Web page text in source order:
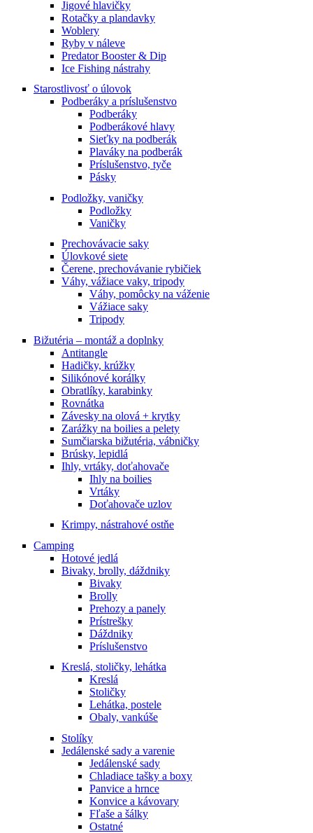
Jigové hlavičky
Rotačky a plandavky
Woblery
Ryby v náleve
Predator Booster & Dip
Ice Fishing nástrahy
Starostlivosť o úlovok
Podberáky a príslušenstvo
Podberáky
Podberákové hlavy
Sieťky na podberák
Plaváky na podberák
Príslušenstvo, tyče
Pásky
Podložky, vaničky
Podložky
Vaničky
Prechovávacie saky
Úlovkové siete
Čerene, prechovávanie rybičiek
Váhy, vážiace vaky, tripody
Váhy, pomôcky na váženie
Vážiace saky
Tripody
Bižutéria – montáž a doplnky
Antitangle
Hadičky, krúžky
Silikónové korálky
Obratlíky, karabinky
Rovnátka
Závesky na olová + krytky
Zarážky na boilies a pelety
Sumčiarska bižutéria, vábničky
Brúsky, lepidlá
Ihly, vrtáky, doťahovače
Ihly na boilies
Vrtáky
Doťahovače uzlov
Krimpy, nástrahové ostňe
Camping
Hotové jedlá
Bivaky, brolly, dáždniky
Bivaky
Brolly
Prehozy a panely
Prístrešky
Dáždniky
Príslušenstvo
Kreslá, stoličky, lehátka
Kreslá
Stoličky
Lehátka, postele
Obaly, vankúše
Stolíky
Jedálenské sady a varenie
Jedálenské sady
Chladiace tašky a boxy
Panvice a hrnce
Konvice a kávovary
Fľaše a šálky
Ostatné